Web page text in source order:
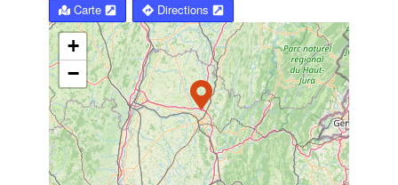
Carte Directions
+
−